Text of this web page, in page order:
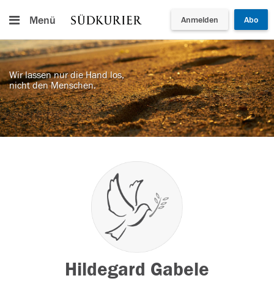
Menü Anmelden Abo
Wir lassen nur die Hand los,
nicht den Menschen.
Hildegard Gabele